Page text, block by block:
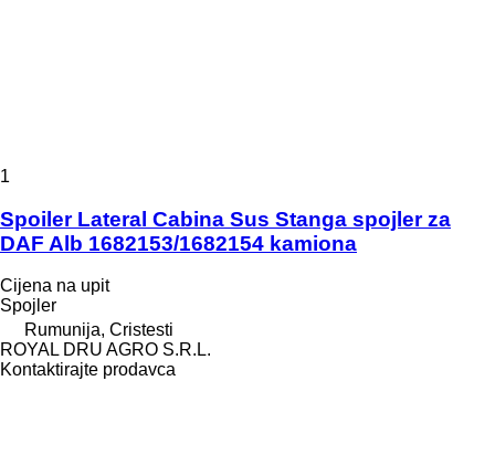
1
Spoiler Lateral Cabina Sus Stanga spojler za
DAF Alb 1682153/1682154 kamiona
Cijena na upit
Spojler
Rumunija, Cristesti
ROYAL DRU AGRO S.R.L.
Kontaktirajte prodavca